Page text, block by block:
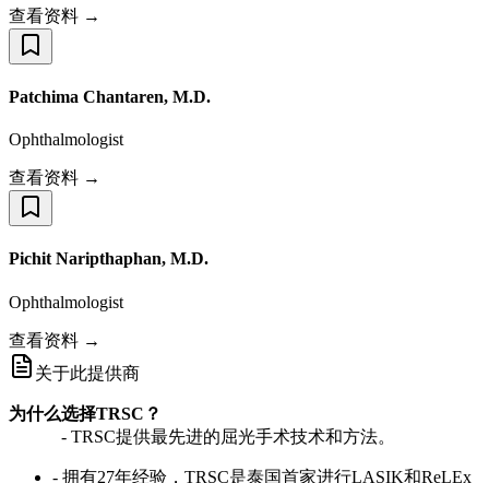
查看资料 →
Patchima Chantaren, M.D.
Ophthalmologist
查看资料 →
Pichit Naripthaphan, M.D.
Ophthalmologist
查看资料 →
关于此提供商
为什么选择TRSC？
- TRSC提供最先进的屈光手术技术和方法。
- 拥有27年经验，TRSC是泰国首家进行LASIK和ReLEx